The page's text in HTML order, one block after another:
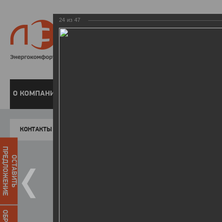
8 800
О КОМПАНИИ
КОНТАКТЫ
ОСТАВИТЬ
ПРЕДЛОЖЕНИЕ
24 из 47